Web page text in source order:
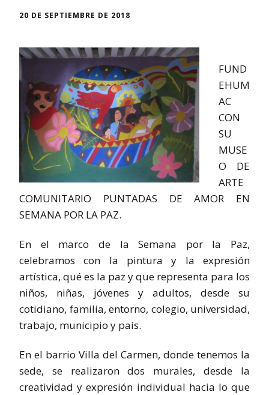
20 DE SEPTIEMBRE DE 2018
FUND
EHUM
AC
CON
SU
MUSE
O DE
ARTE
COMUNITARIO PUNTADAS DE AMOR EN
SEMANA POR LA PAZ.
En el marco de la Semana por la Paz,
celebramos con la pintura y la expresión
artística, qué es la paz y que representa para los
niños, niñas, jóvenes y adultos, desde su
cotidiano, familia, entorno, colegio, universidad,
trabajo, municipio y país.
En el barrio Villa del Carmen, donde tenemos la
sede, se realizaron dos murales, desde la
creatividad y expresión individual hacia lo que